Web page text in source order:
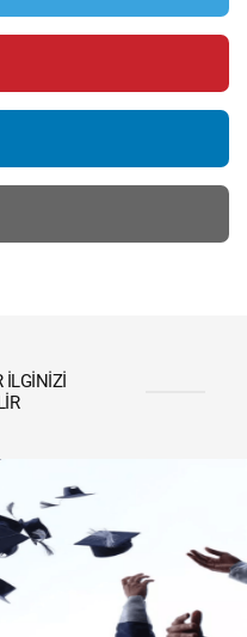
İLGINIZI